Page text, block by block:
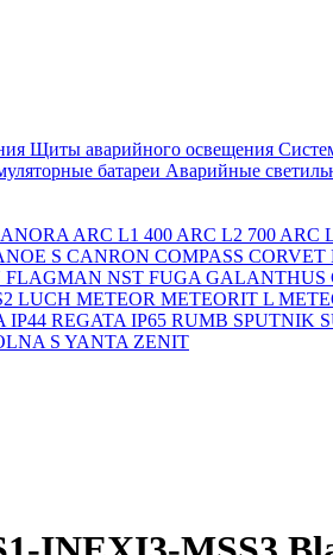
Щиты аварийного освещения
батареи Аварийные
ANORA ARC L1 400 ARC L2 700 ARC
S CANRON COMPASS CORVET
FLAGMAN NST FUGA GALANTHUS
LUCH METEOR METEORIT L
IP44 REGATA IP65 RUMB SPUTNIK
S YANTA ZENIT